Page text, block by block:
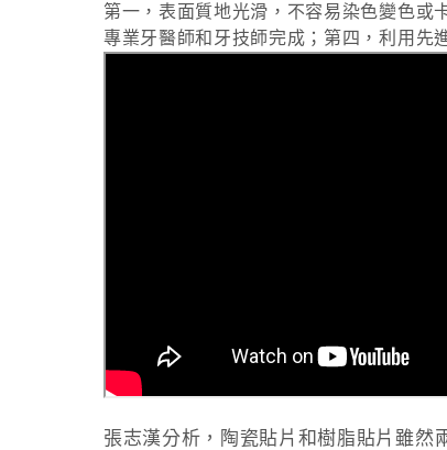
第一，表面質地光滑，不容易染色變色或
專業牙醫師和牙技師完成；第四，利用先
張志漢分析，陶瓷貼片和樹脂貼片雖然